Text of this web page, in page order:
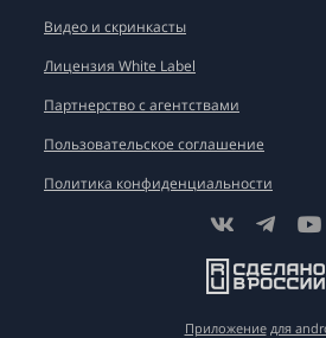
Видео и скринкасты
Лицензия White Label
Партнерство с агентствами
Пользовательское соглашение
Политика конфиденциальности
Приложение для